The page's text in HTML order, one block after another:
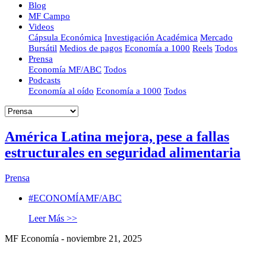
Blog
MF Campo
Videos
Cápsula Económica Investigación Académica Mercado
Bursátil Medios de pagos Economía a 1000 Reels Todos
Prensa
Economía MF/ABC Todos
Podcasts
Economía al oído Economía a 1000 Todos
América Latina mejora, pese a fallas
estructurales en seguridad alimentaria
Prensa
#ECONOMÍAMF/ABC
Leer Más >>
MF Economía - noviembre 21, 2025